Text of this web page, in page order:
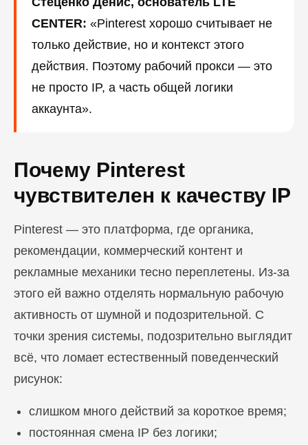
CENTER: «Pinterest хорошо считывает не
только действие, но и контекст этого
действия. Поэтому рабочий прокси — это
не просто IP, а часть общей логики
аккаунта».
Почему Pinterest
чувствителен к качеству IP
Pinterest — это платформа, где органика,
рекомендации, коммерческий контент и
рекламные механики тесно переплетены. Из-за
этого ей важно отделять нормальную рабочую
активность от шумной и подозрительной. С
точки зрения системы, подозрительно выглядит
всё, что ломает естественный поведенческий
рисунок:
слишком много действий за короткое время;
постоянная смена IP без логики;